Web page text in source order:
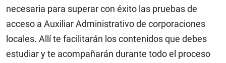
necesaria para superar con éxito las pruebas de
acceso a Auxiliar Administrativo de corporaciones
locales. Allí te facilitarán los contenidos que debes
estudiar y te acompañarán durante todo el proceso